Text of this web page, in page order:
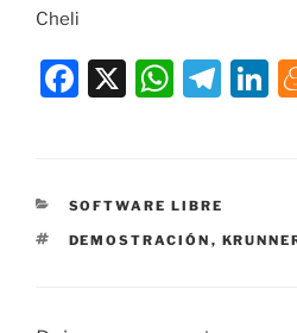
Cheli
F
e
b
X
W
s
A
T
a
CATEGORÍAS
SOFTWARE LIBRE
ETIQUETAS
DEMOSTRACIÓN ,